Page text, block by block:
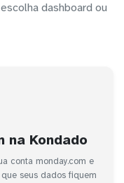
dashboard ou
na Kondado
conta monday.com e
seus dados fiquem